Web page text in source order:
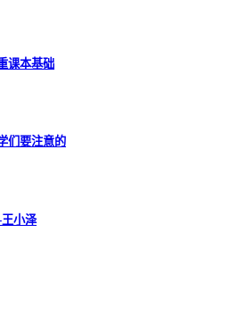
课本基础
们要注意的
小泽